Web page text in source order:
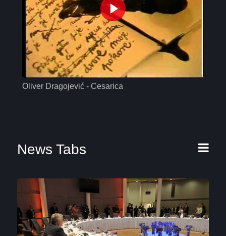
Oliver Dragojević - Cesarica
News Tabs